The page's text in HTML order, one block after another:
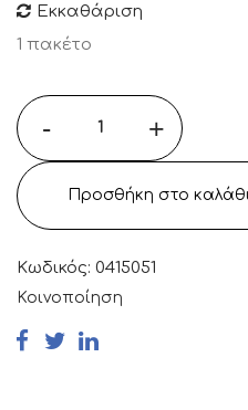
Εκκαθάριση
1 πακέτο
- +
Προσθήκη στο καλάθι
Κωδικός: 0415051
Κοινοποίηση